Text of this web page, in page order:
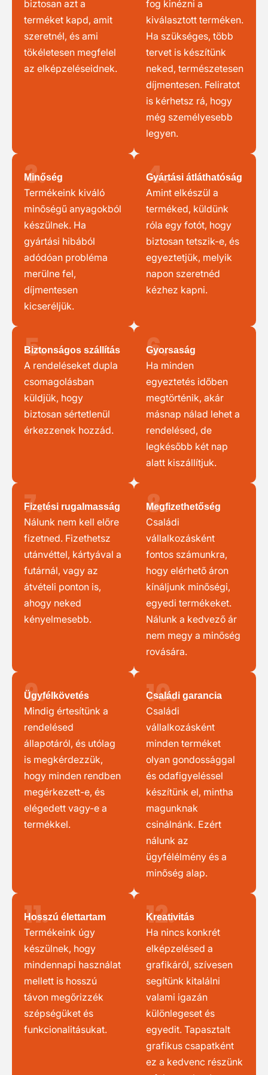
biztosan azt a
terméket kapd, amit
szeretnél, és ami
tökéletesen megfelel
az elképzeléseidnek.
fog kinézni a
kiválasztott terméken.
Ha szükséges, több
tervet is készítünk
neked, természetesen
díjmentesen. Feliratot
is kérhetsz rá, hogy
még személyesebb
legyen.
3.
Minőség
Termékeink kiváló
minőségű anyagokból
készülnek. Ha
gyártási hibából
adódóan probléma
merülne fel,
díjmentesen
kicseréljük.
4.
Gyártási átláthatóság
Amint elkészül a
terméked, küldünk
róla egy fotót, hogy
biztosan tetszik-e, és
egyeztetjük, melyik
napon szeretnéd
kézhez kapni.
5.
Biztonságos szállítás
A rendeléseket dupla
csomagolásban
küldjük, hogy
biztosan sértetlenül
érkezzenek hozzád.
6.
Gyorsaság
Ha minden
egyeztetés időben
megtörténik, akár
másnap nálad lehet a
rendelésed, de
legkésőbb két nap
alatt kiszállítjuk.
7.
Fizetési rugalmasság
Nálunk nem kell előre
fizetned. Fizethetsz
utánvéttel, kártyával a
futárnál, vagy az
átvételi ponton is,
ahogy neked
kényelmesebb.
8.
Megfizethetőség
Családi
vállalkozásként
fontos számunkra,
hogy elérhető áron
kínáljunk minőségi,
egyedi termékeket.
Nálunk a kedvező ár
nem megy a minőség
rovására.
9.
Ügyfélkövetés
Mindig értesítünk a
rendelésed
állapotáról, és utólag
is megkérdezzük,
hogy minden rendben
megérkezett-e, és
elégedett vagy-e a
termékkel.
10.
Családi garancia
Családi
vállalkozásként
minden terméket
olyan gondossággal
és odafigyeléssel
készítünk el, mintha
magunknak
csinálnánk. Ezért
nálunk az
ügyfélélmény és a
minőség alap.
11.
Hosszú élettartam
Termékeink úgy
készülnek, hogy
mindennapi használat
mellett is hosszú
távon megőrizzék
szépségüket és
funkcionalitásukat.
12.
Kreativitás
Ha nincs konkrét
elképzelésed a
grafikáról, szívesen
segítünk kitalálni
valami igazán
különlegeset és
egyedit. Tapasztalt
grafikus csapatként
ez a kedvenc részünk